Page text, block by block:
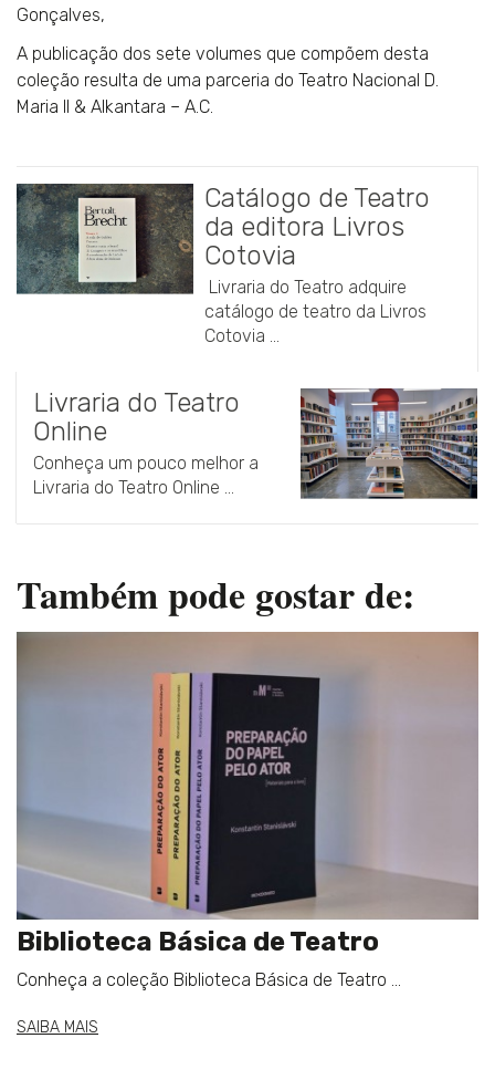
Gonçalves,
A publicação dos sete volumes que compõem desta
coleção resulta de uma parceria do Teatro Nacional D.
Maria II & Alkantara – A.C.
Catálogo de Teatro
da editora Livros
Cotovia
Livraria do Teatro adquire
catálogo de teatro da Livros
Cotovia ...
Livraria do Teatro
Online
Conheça um pouco melhor a
Livraria do Teatro Online ...
Também pode gostar de:
Biblioteca Básica de Teatro
Conheça a coleção Biblioteca Básica de Teatro ...
SAIBA MAIS